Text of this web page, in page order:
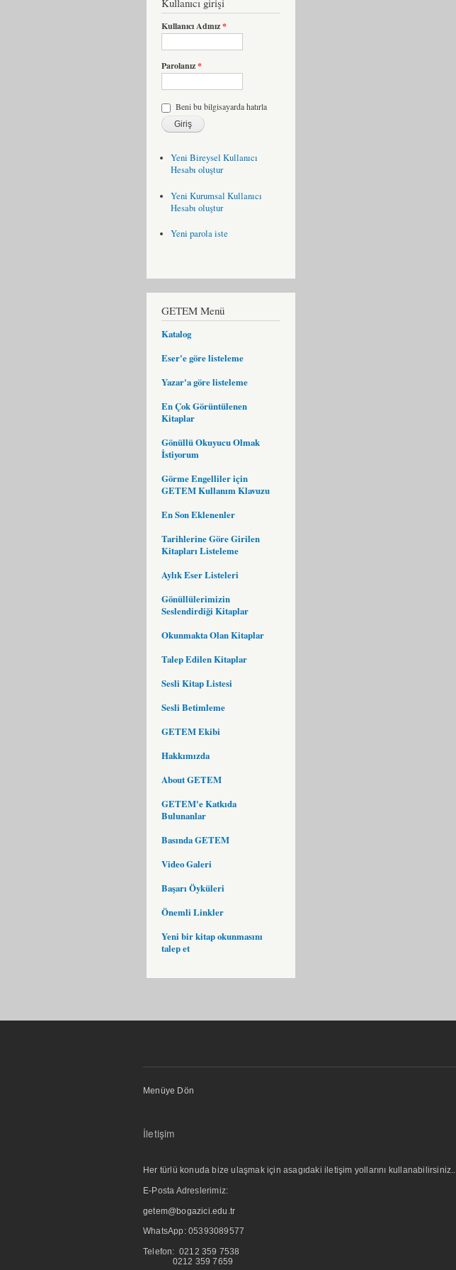
Kullanıcı Adınız*
Parolanız*
Beni bu bilgisayarda hatırla
Yeni Bireysel Kullanıcı
Hesabı oluştur
Yeni Kurumsal Kullanıcı
Hesabı oluştur
Yeni parola iste
GETEM Menü
Katalog
Eser'e göre listeleme
Yazar'a göre listeleme
En Çok Görüntülenen
Kitaplar
Gönüllü Okuyucu Olmak
İstiyorum
Görme Engelliler için
GETEM Kullanım Klavuzu
En Son Eklenenler
Tarihlerine Göre Girilen
Kitapları Listeleme
Aylık Eser Listeleri
Gönüllülerimizin
Seslendirdiği Kitaplar
Okunmakta Olan Kitaplar
Talep Edilen Kitaplar
Sesli Kitap Listesi
Sesli Betimleme
GETEM Ekibi
Hakkımızda
About GETEM
GETEM'e Katkıda
Bulunanlar
Basında GETEM
Video Galeri
Başarı Öyküleri
Önemli Linkler
Yeni bir kitap okunmasını
talep et
Menüye Dön
İletişim
Her türlü konuda bize ulaşmak için asagıdaki iletişim yollarını kullanabilirsiniz..
E-Posta Adreslerimiz:
getem@bogazici.edu.tr
WhatsApp: 05393089577
Telefon: 0212 359 7538
0212 359 7659